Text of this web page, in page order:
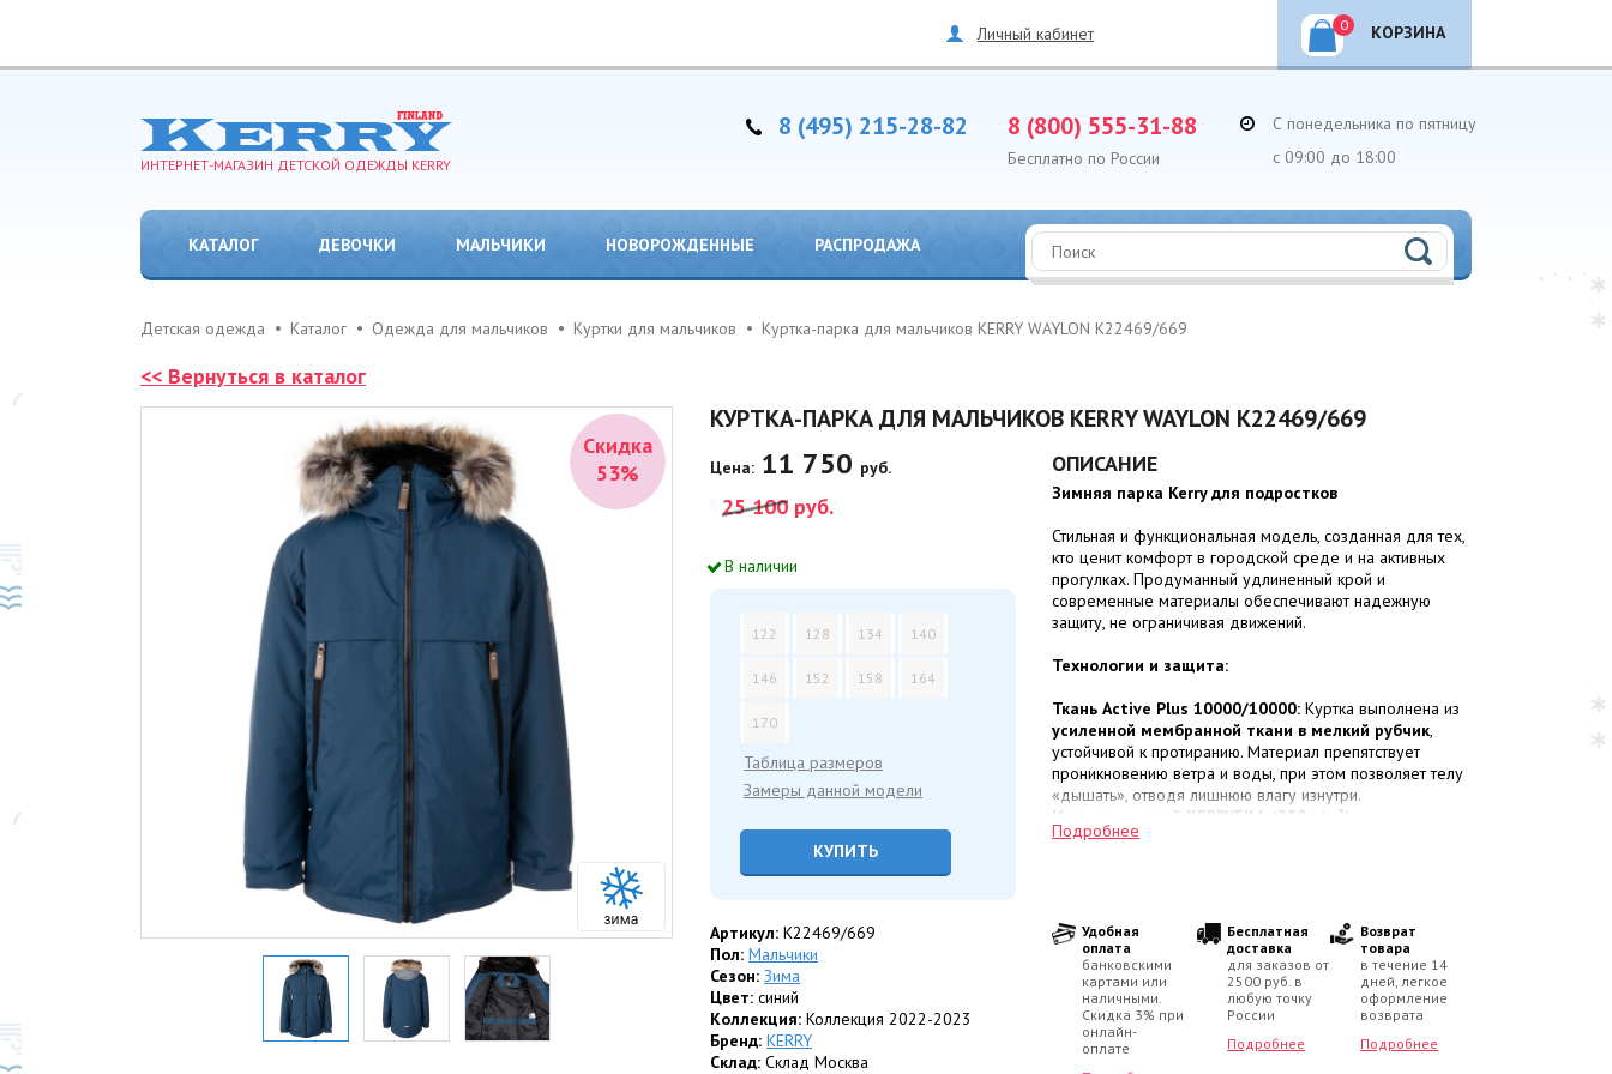
Личный кабинет КОРЗИНА
0
ИНТЕРНЕТ-МАГАЗИН ДЕТСКОЙ ОДЕЖДЫ KERRY
8 (495) 215-28-82 8 (800) 555-31-88
Бесплатно по России
С понедельника по пятницу
с 09:00 до 18:00
КАТАЛОГ ДЕВОЧКИ МАЛЬЧИКИ НОВОРОЖДЕННЫЕ РАСПРОДАЖА
Детская одежда Каталог Одежда для мальчиков Куртки для мальчиков Куртка-парка для мальчиков KERRY WAYLON K22469/669
<< Вернуться в каталог
Скидка
53%
КУРТКА-ПАРКА ДЛЯ МАЛЬЧИКОВ KERRY WAYLON K22469/669
Цена: 11 750 руб.
25 100 руб.
В наличии
122 128 134 140
146 152 158 164
170
Таблица размеров
Замеры данной модели
КУПИТЬ
Артикул:K22469/669
Пол:Мальчики
Сезон:Зима
Цвет:синий
Коллекция:Коллекция 2022-2023
Бренд:KERRY
Склад:Склад Москва
ОПИСАНИЕ
Зимняя парка Kerry для подростков
Стильная и функциональная модель, созданная для тех,
кто ценит комфорт в городской среде и на активных
прогулках. Продуманный удлиненный крой и
современные материалы обеспечивают надежную
защиту, не ограничивая движений.
Технологии и защита:
Ткань Active Plus 10000/10000: Куртка выполнена из
усиленной мембранной ткани в мелкий рубчик,
устойчивой к протиранию. Материал препятствует
проникновению ветра и воды, при этом позволяет телу
«дышать», отводя лишнюю влагу изнутри.
Инновационный KERRYFILL (250 г/м²):
Технологичный утеплитель с микроячеистой структурой.
диапазонеот 0 до -25 °C.
Особенности модели:
Светоотражающий капюшон:Утепленный капюшон
выполнен из
что в сочетании со съемной меховой опушкой
Подробнее
Удобная
оплата
банковскими
картами или
наличными.
Скидка 3% при
онлайн-
оплате
Бесплатная
доставка
для заказов от
2500 руб. в
любую точку
России
Подробнее
Возврат
товара
в течение 14
дней, легкое
оформление
возврата
Подробнее